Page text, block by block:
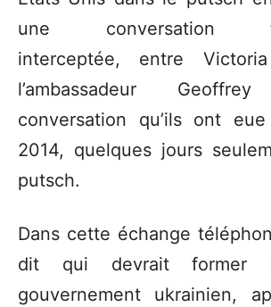
une conversation
interceptée, entre
l’ambassadeur
conversation qu’ils ont
2014, quelques jours
putsch.
Dans cette échange
dit qui devrait former
gouvernement ukrainien,